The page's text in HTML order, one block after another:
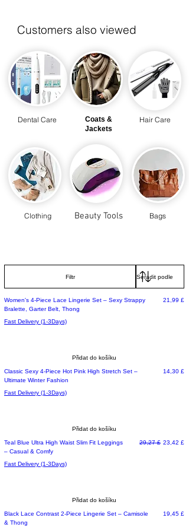
Customers also viewed
Dental Care
Coats &
Jackets
Hair Care
Clothing Beauty Tools Bags
Filtr
Women's 4-Piece Lace Lingerie Set – Sexy Strappy
Bralette, Garter Belt, Thong
Cena
21,99 £
Fast Delivery (1-3Days)
Přidat do košíku
Classic Sexy 4-Piece Hot Pink High Stretch Set –
Ultimate Winter Fashion
Cena
14,30 £
Fast Delivery (1-3Days)
Přidat do košíku
Teal Blue Ultra High Waist Slim Fit Leggings
– Casual & Comfy
Běžná cena
29,27 £ 23,42 £
Fast Delivery (1-3Days)
Přidat do košíku
Black Lace Contrast 2-Piece Lingerie Set – Camisole
& Thong
Cena
19,45 £